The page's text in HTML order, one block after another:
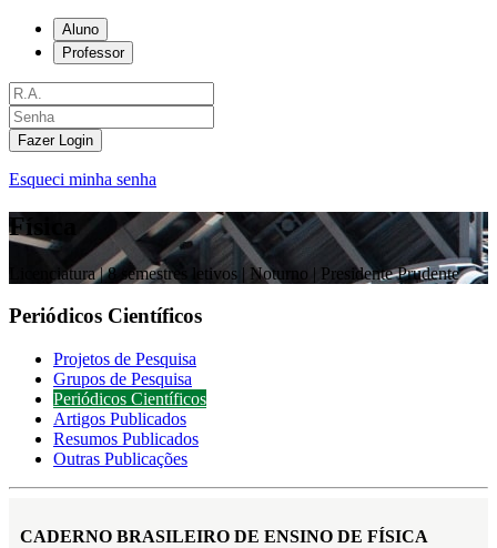
Aluno
Professor
Fazer Login
Esqueci minha senha
Física
Licenciatura |8 semestres letivos | Noturno | Presidente Prudente
Periódicos Científicos
Projetos de Pesquisa
Grupos de Pesquisa
Periódicos Científicos
Artigos Publicados
Resumos Publicados
Outras Publicações
CADERNO BRASILEIRO DE ENSINO DE FÍSICA